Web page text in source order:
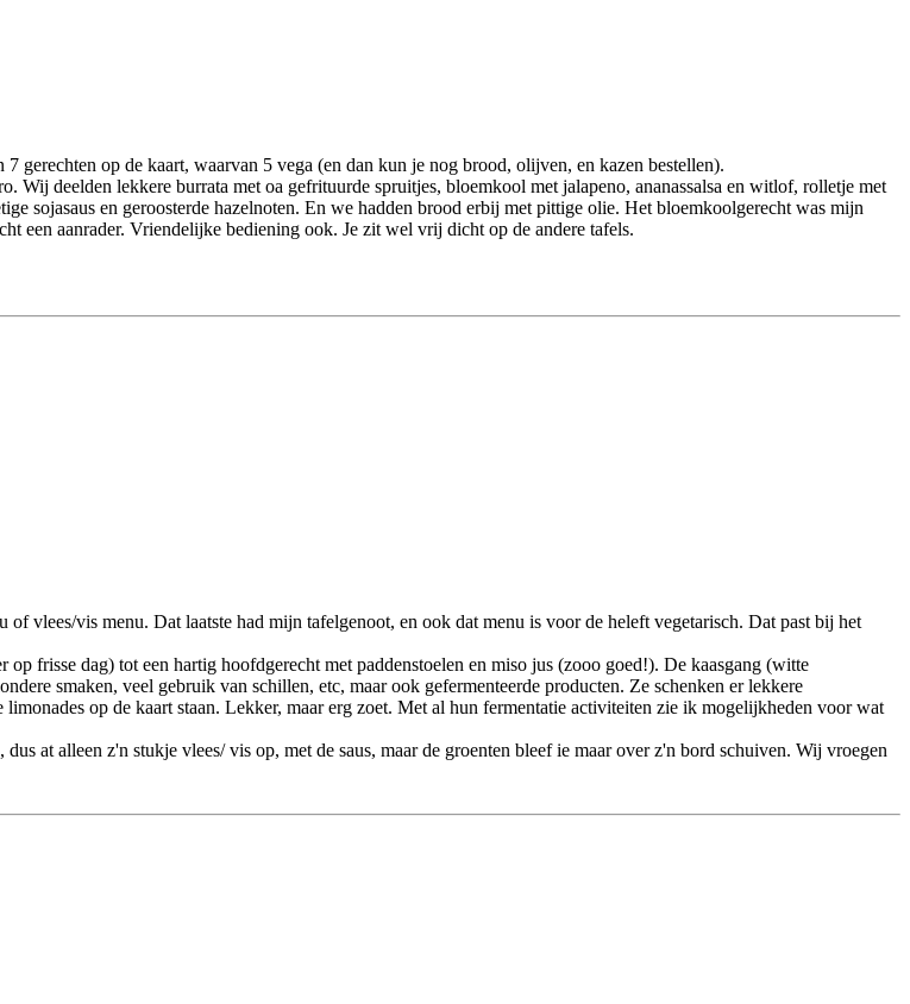
gerechten op de kaart, waarvan 5 vega (en dan kun je nog brood, olijven, en kazen bestellen).
Wij deelden lekkere burrata met oa gefrituurde spruitjes, bloemkool met jalapeno, ananassalsa en witlof, rolletje met
sojasaus en geroosterde hazelnoten. En we hadden brood erbij met pittige olie. Het bloemkoolgerecht was mijn
een aanrader. Vriendelijke bediening ook. Je zit wel vrij dicht op de andere tafels.
vlees/vis menu. Dat laatste had mijn tafelgenoot, en ook dat menu is voor de heleft vegetarisch. Dat past bij het
frisse dag) tot een hartig hoofdgerecht met paddenstoelen en miso jus (zooo goed!). De kaasgang (witte
smaken, veel gebruik van schillen, etc, maar ook gefermenteerde producten. Ze schenken er lekkere
op de kaart staan. Lekker, maar erg zoet. Met al hun fermentatie activiteiten zie ik mogelijkheden voor wat
at alleen z'n stukje vlees/ vis op, met de saus, maar de groenten bleef ie maar over z'n bord schuiven. Wij vroegen